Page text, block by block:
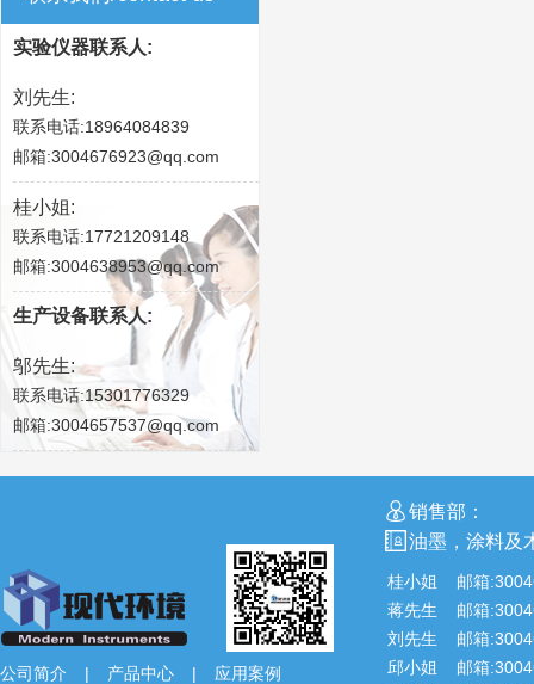
实验仪器联系人:
刘先生:
联系电话:18964084839
邮箱:3004676923@qq.com
桂小姐:
联系电话:17721209148
邮箱:3004638953@qq.com
生产设备联系人:
邬先生:
联系电话:15301776329
邮箱:3004657537@qq.com
公司简介 | 产品中心 |
应用案例
销售部：
油墨，涂料及
桂小姐 邮箱
蒋先生 邮箱
刘先生 邮箱
邱小姐 邮箱